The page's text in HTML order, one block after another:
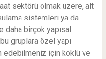
sektörü olmak üzere, alt
sistemleri ya da
daha birçok yapısal
bu gruplara özel yapı
edebilmeniz için köklü ve